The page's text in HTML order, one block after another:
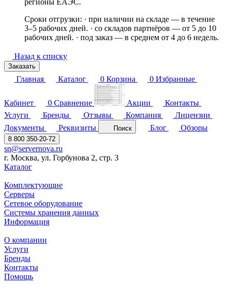
регионы ЕАЭС.
Сроки отгрузки: · при наличии на складе — в течение
3–5 рабочих дней. · со складов партнёров — от 5 до 10
рабочих дней. · под заказ — в среднем от 4 до 6 недель.
Назад к списку
Заказать
Главная Каталог 0 Корзина 0 Избранные
Кабинет 0 Сравнение Акции
Контакты
Услуги
Бренды Отзывы Компания
Лицензии
Документы
Реквизиты Поиск Блог Обзоры
8 800 350-20-72
sn@servernova.ru
г. Москва, ул. Горбунова 2, стр. 3
Каталог
Комплектующие
Серверы
Сетевое оборудование
Системы хранения данных
Информация
О компании
Услуги
Бренды
Контакты
Помощь